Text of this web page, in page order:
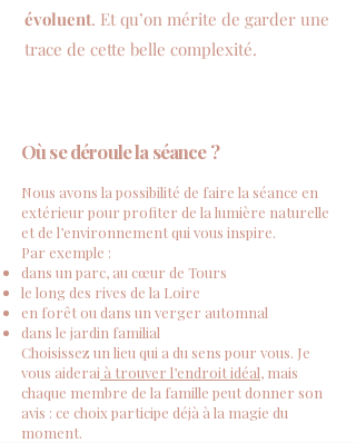
évoluent. Et qu’on mérite de garder une
trace de cette belle complexité.
Où se déroule la séance ?
Nous avons la possibilité de faire la séance en
extérieur pour profiter de la lumière naturelle
et de l’environnement qui vous inspire.
Par exemple :
dans un parc, au cœur de Tours
le long des rives de la Loire
en forêt ou dans un verger automnal
dans le jardin familial
Choisissez un lieu qui a du sens pour vous. Je
vous aiderai à trouver l’endroit idéal, mais
chaque membre de la famille peut donner son
avis : ce choix participe déjà à la magie du
moment.